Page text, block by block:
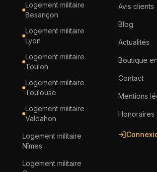
Logement militaire
Besançon
Logement militaire
Lyon
Logement militaire
Toulon
Logement militaire
Toulouse
Logement militaire
Valdahon
Logement militaire
Nîmes
Logement militaire
Avis clients
Blog
Actualités
Boutique
Contact
Mentions
Honoraires